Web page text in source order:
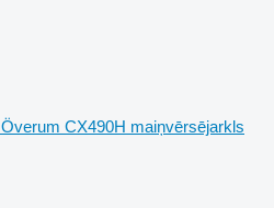
Överum CX490H maiņvērsējarkls